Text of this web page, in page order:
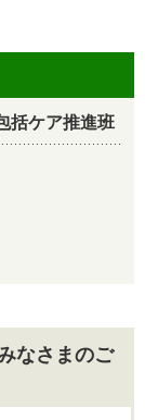
ケア推進班
なさまのご